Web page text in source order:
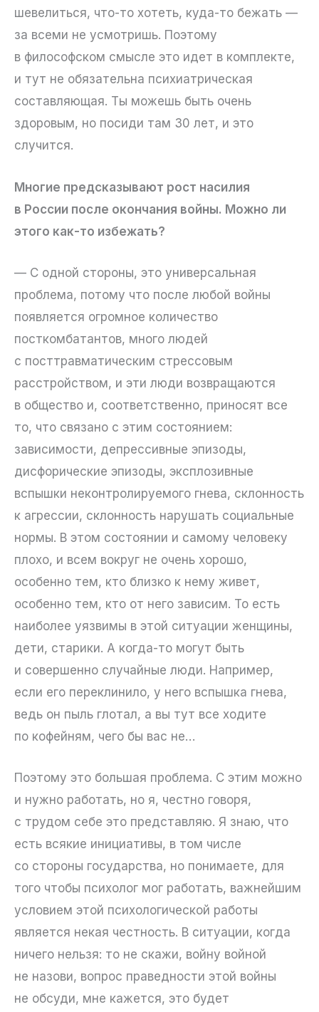
шевелиться, что-то хотеть, куда-то бежать —
за всеми не усмотришь. Поэтому
в философском смысле это идет в комплекте,
и тут не обязательна психиатрическая
составляющая. Ты можешь быть очень
здоровым, но посиди там 30 лет, и это
случится.
Многие предсказывают рост насилия
в России после окончания войны. Можно ли
этого как-то избежать?
— С одной стороны, это универсальная
проблема, потому что после любой войны
появляется огромное количество
посткомбатантов, много людей
с посттравматическим стрессовым
расстройством, и эти люди возвращаются
в общество и, соответственно, приносят все
то, что связано с этим состоянием:
зависимости, депрессивные эпизоды,
дисфорические эпизоды, эксплозивные
вспышки неконтролируемого гнева, склонность
к агрессии, склонность нарушать социальные
нормы. В этом состоянии и самому человеку
плохо, и всем вокруг не очень хорошо,
особенно тем, кто близко к нему живет,
особенно тем, кто от него зависим. То есть
наиболее уязвимы в этой ситуации женщины,
дети, старики. А когда-то могут быть
и совершенно случайные люди. Например,
если его переклинило, у него вспышка гнева,
ведь он пыль глотал, а вы тут все ходите
по кофейням, чего бы вас не…
Поэтому это большая проблема. С этим можно
и нужно работать, но я, честно говоря,
с трудом себе это представляю. Я знаю, что
есть всякие инициативы, в том числе
со стороны государства, но понимаете, для
того чтобы психолог мог работать, важнейшим
условием этой психологической работы
является некая честность. В ситуации, когда
ничего нельзя: то не скажи, войну войной
не назови, вопрос праведности этой войны
не обсуди, мне кажется, это будет